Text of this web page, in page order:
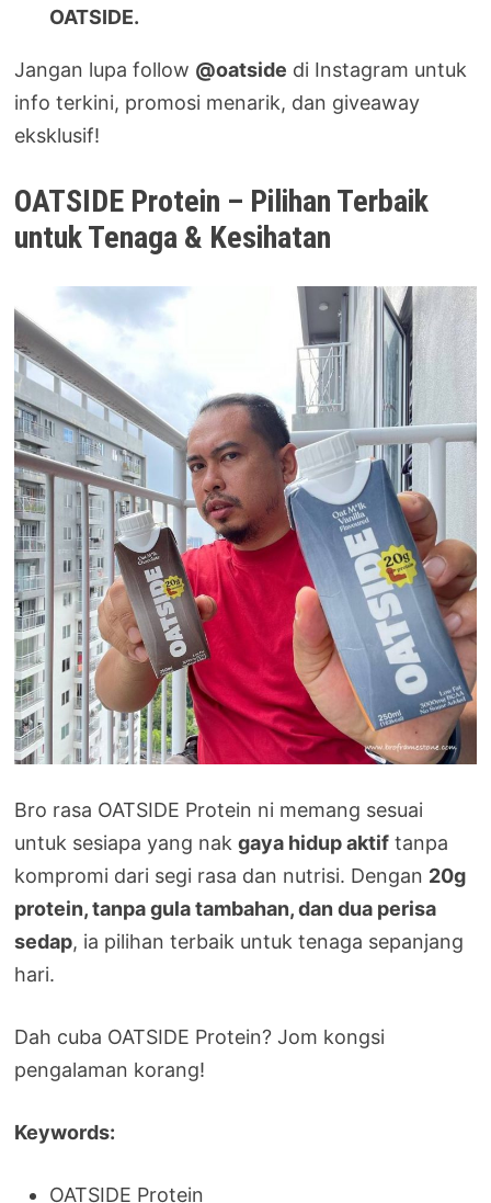
OATSIDE.
Jangan lupa follow @oatside di Instagram untuk
info terkini, promosi menarik, dan giveaway
eksklusif!
OATSIDE Protein – Pilihan Terbaik
untuk Tenaga & Kesihatan
Bro rasa OATSIDE Protein ni memang sesuai
untuk sesiapa yang nakgaya hidup aktif tanpa
kompromi dari segi rasa dan nutrisi. Dengan 20g
protein, tanpa gula tambahan, dan dua perisa
sedap, ia pilihan terbaik untuk tenaga sepanjang
hari.
Dah cuba OATSIDE Protein? Jom kongsi
pengalaman korang!
Keywords:
OATSIDE Protein